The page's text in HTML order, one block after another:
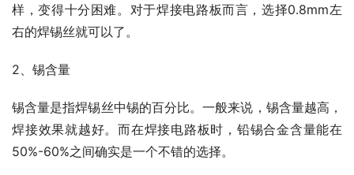
样，变得十分困难。对于焊接电路板而言，选择0.8mm左
右的焊锡丝就可以了。
2、锡含量
锡含量是指焊锡丝中锡的百分比。一般来说，锡含量越高，
焊接效果就越好。而在焊接电路板时，铅锡合金含量能在
50%-60%之间确实是一个不错的选择。